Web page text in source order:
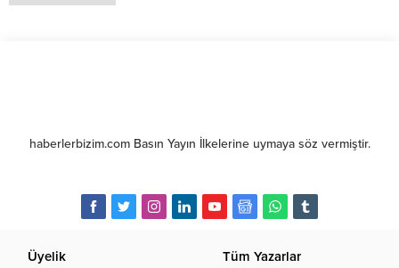
haberlerbizim.com Basın Yayın İlkelerine uymaya söz vermiştir.
Üyelik Tüm Yazarlar